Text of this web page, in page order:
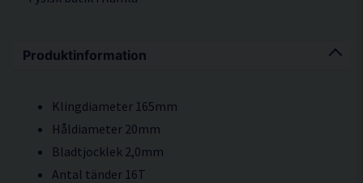
Produktinformation
Klingdiameter 165mm
Håldiameter 20mm
Bladtjocklek 2,0mm
Antal tänder 16T